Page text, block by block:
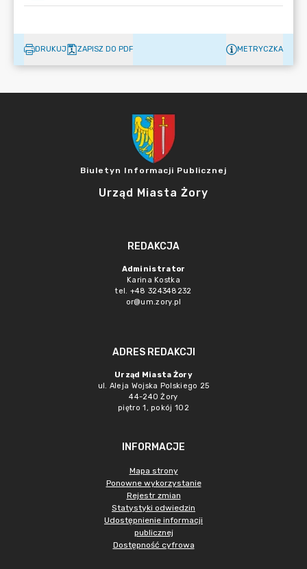
DRUKUJ ZAPISZ DO PDF METRYCZKA
Biuletyn Informacji Publicznej
Urząd Miasta Żory
REDAKCJA
Administrator
Karina Kostka
tel. +48 324348232
or@um.zory.pl
ADRES REDAKCJI
Urząd Miasta Żory
ul. Aleja Wojska Polskiego 25
44-240 Żory
piętro 1, pokój 102
INFORMACJE
Mapa strony
Ponowne wykorzystanie
Rejestr zmian
Statystyki odwiedzin
Udostępnienie informacji
publicznej
Dostępność cyfrowa